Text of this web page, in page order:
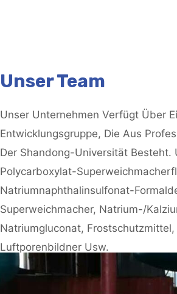
Unser Team
Unser Unternehmen Verfügt Über
Entwicklungsgruppe, Die Aus
Der Shandong-Universität Besteht.
Polycarboxylat-
Natriumnaphthalinsulfonat-
Superweichmacher, Natrium-/
Natriumgluconat,
Luftporenbildner Usw.